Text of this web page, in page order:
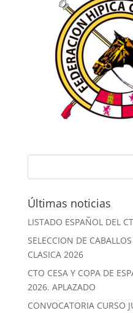
Últimas noticias
LISTADO ESPAÑOL DEL
SELECCION DE
CLASICA 2026
CTO CESA Y COPA DE
2026. APLAZADO
CONVOCATORIA CURSO